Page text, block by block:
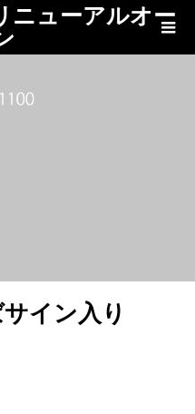
ニューアルオー
イン入り